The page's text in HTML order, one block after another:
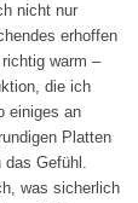
nicht nur
erhoffen
warm –
die ich
einiges an
Platten
das Gefühl.
was sicherlich